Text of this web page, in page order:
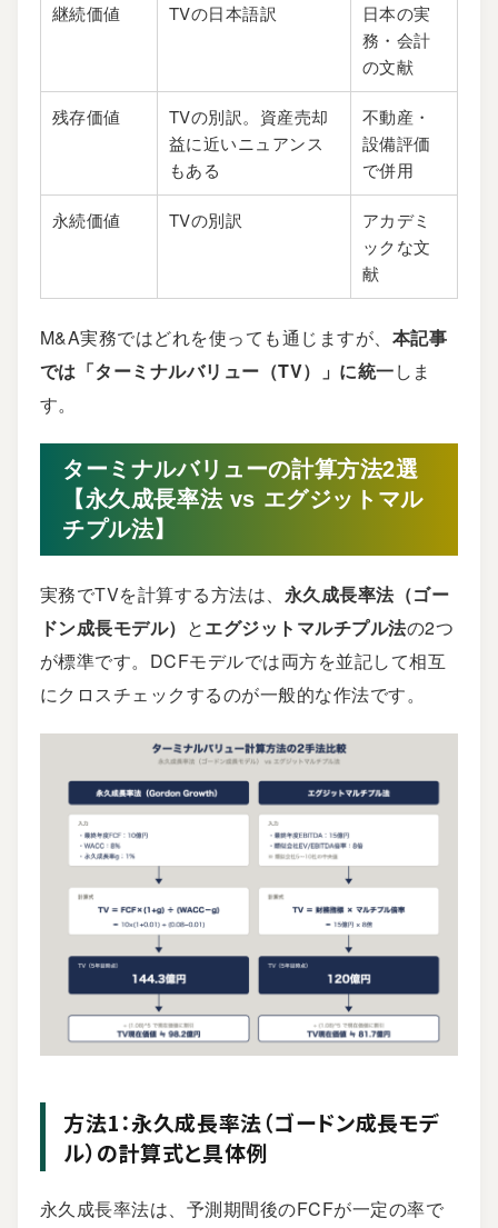
継続価値 TVの日本語訳
日本の実
務・会計
の文献
残存価値
TVの別訳。資産売却
益に近いニュアンス
もある
不動産・
設備評価
で併用
永続価値 TVの別訳
アカデミ
ックな文
献
M&A実務ではどれを使っても通じますが、 本記事
では「ターミナルバリュー（TV）」に統一しま
す。
ターミナルバリューの計算方法2選
【永久成長率法 vs エグジットマル
チプル法】
実務でTVを計算する方法は、 永久成長率法（ゴー
ドン成長モデル） とエグジットマルチプル法の2つ
が標準です。DCFモデルでは両方を並記して相互
にクロスチェックするのが一般的な作法です。
方法1：永久成長率法（ゴードン成長モデ
ル）の計算式と具体例
永久成長率法は、予測期間後のFCFが一定の率で